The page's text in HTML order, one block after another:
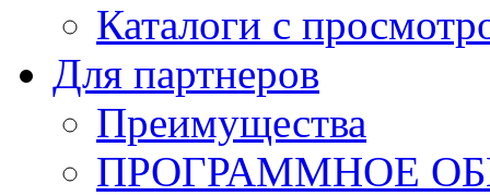
Каталоги с
Для партнеров
Преимущества
ПРОГРАММНОЕ